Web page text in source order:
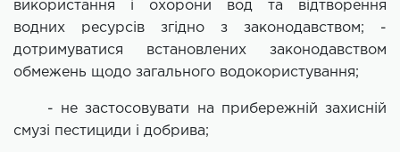
використання і охорони вод та відтворення
водних ресурсів згідно з законодавством; -
дотримуватися встановлених законодавством
обмежень щодо загального водокористування;
- не застосовувати на прибережній захисній
смузі пестициди і добрива;